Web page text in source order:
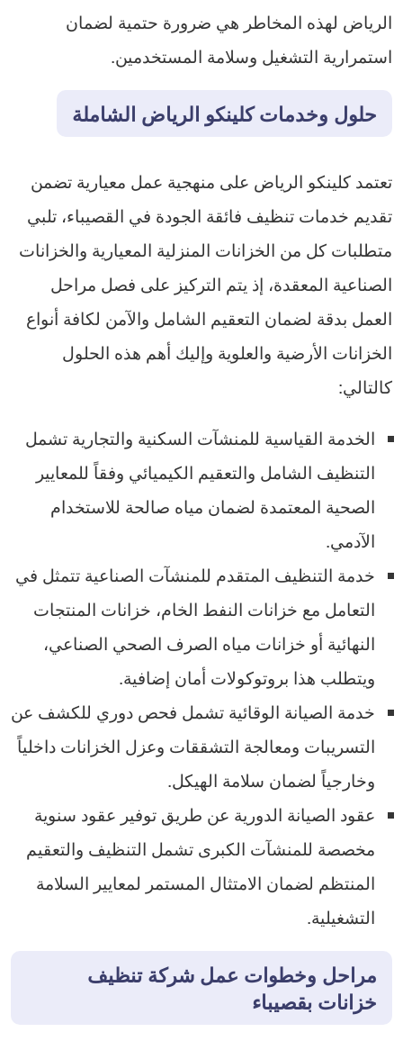
الرياض لهذه المخاطر هي ضرورة حتمية لضمان
استمرارية التشغيل وسلامة المستخدمين.
حلول وخدمات كلينكو الرياض الشاملة
تعتمد كلينكو الرياض على منهجية عمل معيارية تضمن
تقديم خدمات تنظيف فائقة الجودة في القصيباء، تلبي
متطلبات كل من الخزانات المنزلية المعيارية والخزانات
الصناعية المعقدة، إذ يتم التركيز على فصل مراحل
العمل بدقة لضمان التعقيم الشامل والآمن لكافة أنواع
الخزانات الأرضية والعلوية وإليك أهم هذه الحلول
كالتالي:
الخدمة القياسية للمنشآت السكنية والتجارية تشمل
التنظيف الشامل والتعقيم الكيميائي وفقاً للمعايير
الصحية المعتمدة لضمان مياه صالحة للاستخدام
الآدمي.
خدمة التنظيف المتقدم للمنشآت الصناعية تتمثل في
التعامل مع خزانات النفط الخام، خزانات المنتجات
النهائية أو خزانات مياه الصرف الصحي الصناعي،
ويتطلب هذا بروتوكولات أمان إضافية.
خدمة الصيانة الوقائية تشمل فحص دوري للكشف عن
التسريبات ومعالجة التشققات وعزل الخزانات داخلياً
وخارجياً لضمان سلامة الهيكل.
عقود الصيانة الدورية عن طريق توفير عقود سنوية
مخصصة للمنشآت الكبرى تشمل التنظيف والتعقيم
المنتظم لضمان الامتثال المستمر لمعايير السلامة
التشغيلية.
مراحل وخطوات عمل شركة تنظيف
خزانات بقصيباء